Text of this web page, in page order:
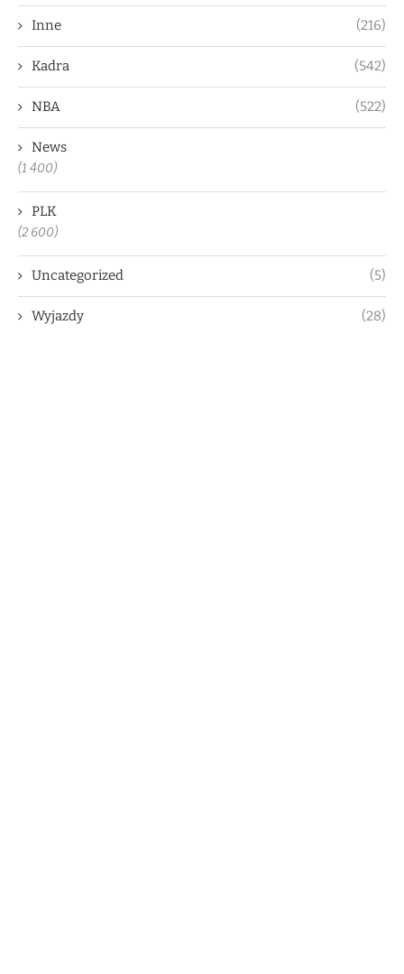
Inne (216)
Kadra (542)
NBA (522)
News
(1 400)
PLK
(2 600)
Uncategorized (5)
Wyjazdy (28)